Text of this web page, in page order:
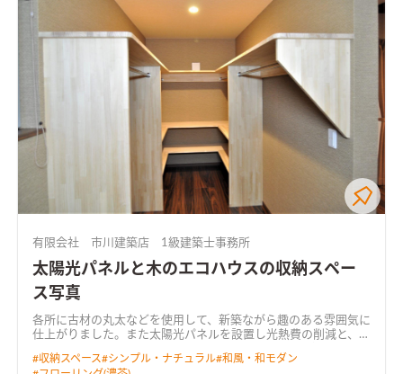
有限会社 市川建築店 1級建築士事務所
太陽光パネルと木のエコハウスの収納スペー
ス写真
各所に古材の丸太などを使用して、新築ながら趣のある雰囲気に
仕上がりました。また太陽光パネルを設置し光熱費の削減と、万
です。
#収納スペース#シンプル・ナチュラル#和風・和モダン